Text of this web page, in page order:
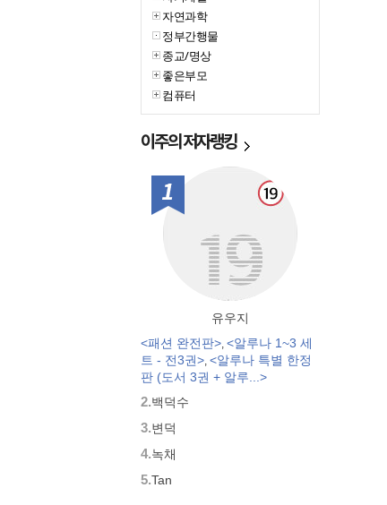
자연과학
정부간행물
종교/명상
좋은부모
컴퓨터
이주의저자랭킹
1위
유우지
<패션 완전판>, <알루나 1~3 세
트 - 전3권>, <알루나 특별 한정
판 (도서 3권 + 알루...>
2.백덕수
3.변덕
4.녹채
5.Tan